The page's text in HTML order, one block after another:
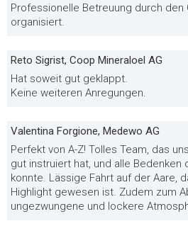
Professionelle Betreuung durch den
organisiert.
Reto Sigrist, Coop Mineraloel AG
Hat soweit gut geklappt.
Keine weiteren Anregungen.
Valentina Forgione, Medewo AG
Perfekt von A-Z! Tolles Team, das
gut instruiert hat, und alle Bedenken
konnte. Lässige Fahrt auf der Aare,
Highlight gewesen ist. Zudem zum
ungezwungene und lockere